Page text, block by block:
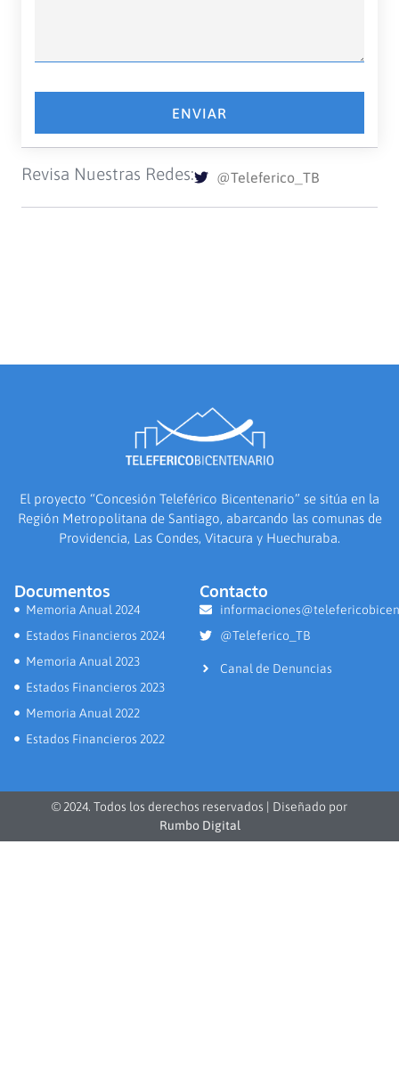
ENVIAR
Revisa Nuestras Redes: @Teleferico_TB
El proyecto “Concesión Teleférico Bicentenario” se sitúa en la
Región Metropolitana de Santiago, abarcando las comunas de
Providencia, Las Condes, Vitacura y Huechuraba.
Documentos
Memoria Anual 2024
Estados Financieros 2024
Memoria Anual 2023
Estados Financieros 2023
Memoria Anual 2022
Estados Financieros 2022
Contacto
@Teleferico_TB
Canal de Denuncias
© 2024. Todos los derechos reservados | Diseñado por
Rumbo Digital